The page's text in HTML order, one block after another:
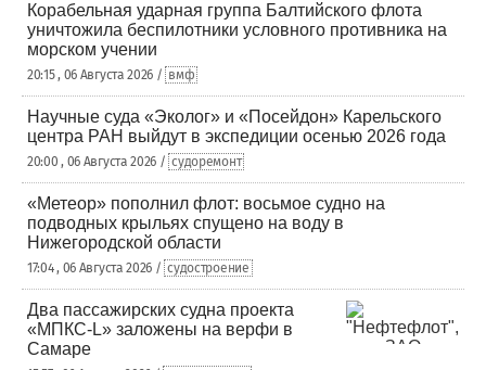
Корабельная ударная группа Балтийского флота
уничтожила беспилотники условного противника на
морском учении
20:15 , 06 Августа 2026 / вмф
Научные суда «Эколог» и «Посейдон» Карельского
центра РАН выйдут в экспедиции осенью 2026 года
20:00 , 06 Августа 2026 / судоремонт
«Метеор» пополнил флот: восьмое судно на
подводных крыльях спущено на воду в
Нижегородской области
17:04 , 06 Августа 2026 / судостроение
Два пассажирских судна проекта
«МПКС-L» заложены на верфи в
Самаре